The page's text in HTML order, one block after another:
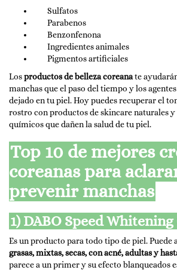
Sulfatos
Parabenos
Benzonfenona
Ingredientes animales
Pigmentos artificiales
Losproductos de belleza coreanate
manchas que el paso del tiempo y los
dejado en tu piel. Hoy puedes recuperar el
rostro con productos de skincare naturales
químicos que dañen la salud de tu piel.
Top 10 de mejores
coreanas para
prevenir manchas
1) DABO Speed
Es un producto para todo tipo de piel. Puede
grasas, mixtas, secas, con acné, adultas y
parece a un primer y su efecto blanqueados